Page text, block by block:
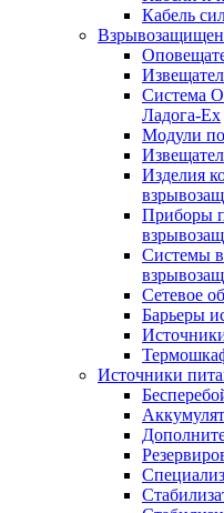
Кабель
Система
Ладога-Ex
Модули
Изделия
Приборы
Системы
Сетевое
Барьеры
Источники